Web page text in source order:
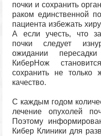
почки и сохранить
раком единственной
пациента избежать
А если учесть, что
почки следует
ожидании
КиберНож
сохранить не только
качество.
С каждым годом
лечение опухолей
Поэтому
Кибер Клиники для